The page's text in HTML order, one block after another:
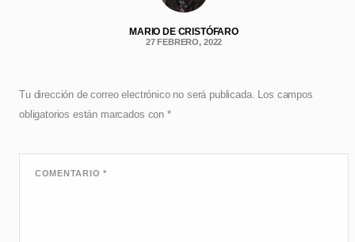
MARIO DE CRISTÓFARO
27 FEBRERO, 2022
Tu dirección de correo electrónico no será publicada. Los campos
obligatorios están marcados con *
COMENTARIO*